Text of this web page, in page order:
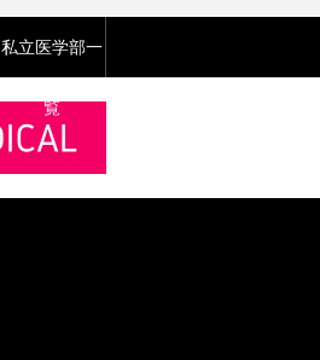
私立医学部一
覧